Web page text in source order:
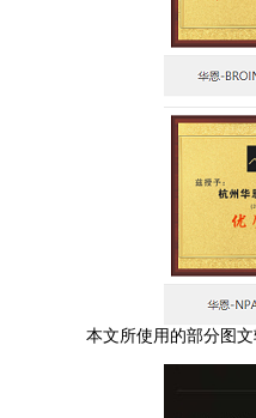
本文所使用的部分图